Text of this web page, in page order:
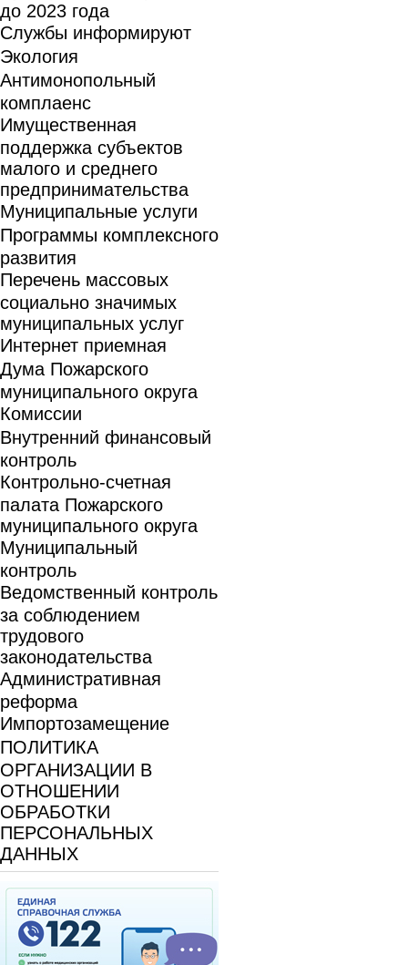
до 2023 года
Службы информируют
Экология
Антимонопольный
комплаенс
Имущественная
поддержка субъектов
малого и среднего
предпринимательства
Муниципальные услуги
Программы комплексного
развития
Перечень массовых
социально значимых
муниципальных услуг
Интернет приемная
Дума Пожарского
муниципального округа
Комиссии
Внутренний финансовый
контроль
Контрольно-счетная
палата Пожарского
муниципального округа
Муниципальный
контроль
Ведомственный контроль
за соблюдением
трудового
законодательства
Административная
реформа
Импортозамещение
ПОЛИТИКА
ОРГАНИЗАЦИИ В
ОТНОШЕНИИ
ОБРАБОТКИ
ПЕРСОНАЛЬНЫХ
ДАННЫХ